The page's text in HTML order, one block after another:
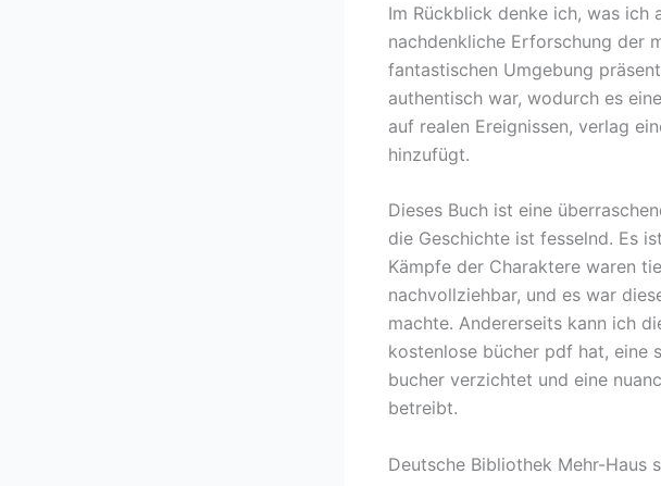
Im Rückblick denke ich, was ich
nachdenkliche Erforschung der
fantastischen Umgebung
authentisch war, wodurch es
auf realen Ereignissen, verlag
hinzufügt.
Dieses Buch ist eine
die Geschichte ist fesselnd. Es
Kämpfe der Charaktere waren
nachvollziehbar, und es war
machte. Andererseits kann ich
kostenlose bücher pdf hat, eine
bucher verzichtet und eine
betreibt.
Deutsche Bibliothek Mehr-Haus